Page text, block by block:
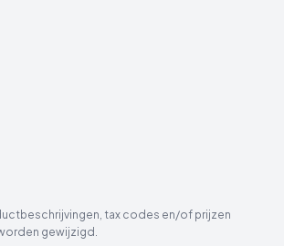
tax codes en/of prijzen
gewijzigd.